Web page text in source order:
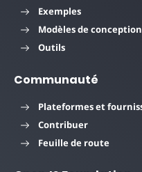
Exemples
Modèles de conception
Outils
Communauté
Plateformes et
Contribuer
Feuille de route